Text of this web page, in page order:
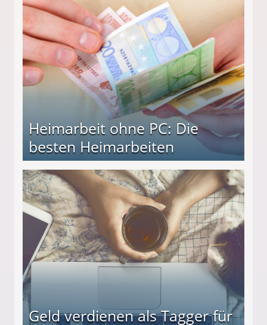
Heimarbeit ohne PC: Die
besten Heimarbeiten
Geld verdienen als Tagger für